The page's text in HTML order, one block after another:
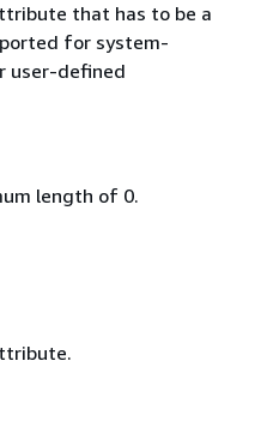
that has to be a
for system-
user-defined
length of 0.